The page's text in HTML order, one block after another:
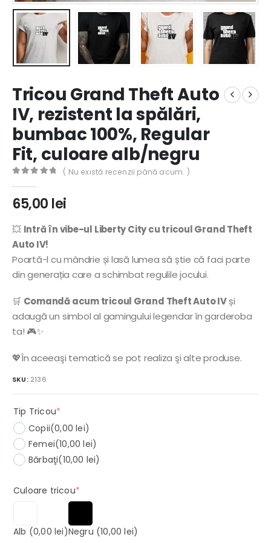
Tricou Grand Theft Auto
IV, rezistent la spălări,
bumbac 100%, Regular
Fit, culoare alb/negru
( Nu există recenzii până acum. )
65,00 lei
💥 Intră în vibe-ul Liberty City cu tricoul Grand Theft
Auto IV!
Poartă-l cu mândrie și lasă lumea să știe că faci parte
din generația care a schimbat regulile jocului.
🛒 Comandă acum tricoul Grand Theft Auto IVși
adaugă un simbol al gamingului legendar în garderoba
ta! 🎮✨
💖În aceeaşi tematică se pot realiza şi alte produse.
SKU: 2136
Tip Tricou*
Copii(0,00 lei)
Femei(10,00 lei)
Bărbaţi(10,00 lei)
Culoare tricou*(required)
Alb (0,00 lei)Negru (10,00 lei)